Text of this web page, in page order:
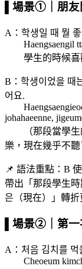
▌場景①｜朋
A：학생일 때 뭘
Haengsaengil
學生的時候喜
B：학생이었을 때
어요.
johahaeenne,
（那段當學生
樂，現在幾乎不聽
📌 語法重點：B
帶出「那段學生
은（現在）」轉折
▌場景②｜第
A：처음 김치를 먹
Cheoeum